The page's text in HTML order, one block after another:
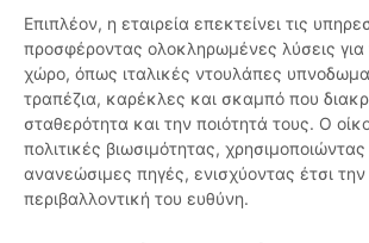
Επιπλέον, η εταιρεία επεκτείνει τις
προσφέροντας ολοκληρωμένες λύσεις για
χώρο, όπως ιταλικές ντουλάπες
τραπέζια, καρέκλες και σκαμπό που
σταθερότητα και την ποιότητά τους. Ο
πολιτικές βιωσιμότητας,
ανανεώσιμες πηγές, ενισχύοντας έτσι την
περιβαλλοντική του ευθύνη.